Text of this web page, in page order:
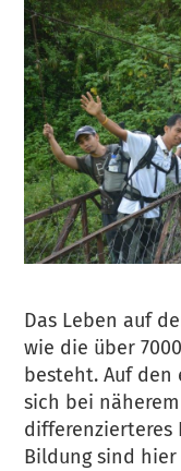
Das Leben auf
wie die über
besteht. Auf den
sich bei
differenzierteres
Bildung sind